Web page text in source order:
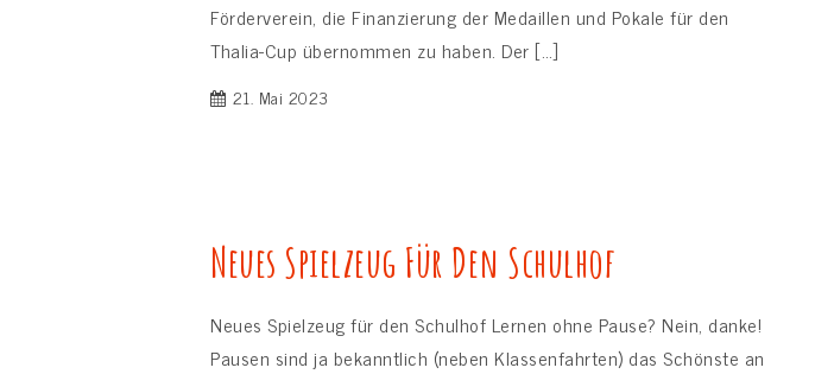
Förderverein, die Finanzierung der Medaillen und Pokale für den
Thalia-Cup übernommen zu haben. Der […]
21. Mai 2023
Neues Spielzeug Für Den Schulhof
Neues Spielzeug für den Schulhof Lernen ohne Pause? Nein, danke!
Pausen sind ja bekanntlich (neben Klassenfahrten) das Schönste an